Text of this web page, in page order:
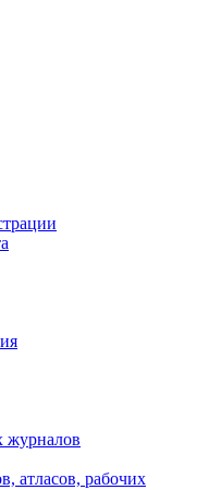
журналов
атласов, рабочих